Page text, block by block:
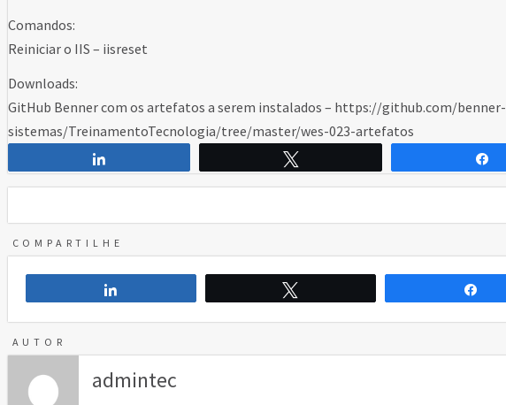
Comandos:
Reiniciar o IIS – iisreset
Downloads:
GitHub Benner com os artefatos a serem instalados – https://github.com/benner-
sistemas/TreinamentoTecnologia/tree/master/wes-023-artefatos
COMPARTILHE
AUTOR
admintec